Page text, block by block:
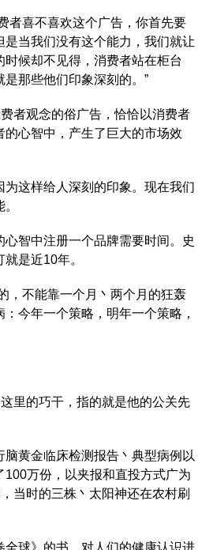
者喜不喜欢这个广告，你首先要
当我们没有这个能力，我们就让
候却不见得，消费者站在柜台
那些他们印象深刻的。”
者观念的俗广告，恰恰以消费者
心智中，产生了巨大的市场效
这样给人深刻的印象。现在我们
智中注册一个品牌需要时间。史
是近10年。
，不能靠一个月丶两个月的狂轰
今年一个策略，明年一个策略，
里的巧干，指的就是他的公关先
黄金临床检测报告丶典型病例以
万份，以夹报和直投方式广为
当时的三株丶太阳神还在农村刷